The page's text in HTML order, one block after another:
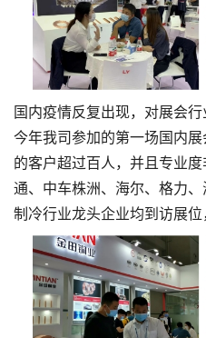
国内疫情反复出现，对展会
今年我司参加的第一场国内
的客户超过百人，并且专业
通、中车株洲、海尔、格力
制冷行业龙头企业均到访展位